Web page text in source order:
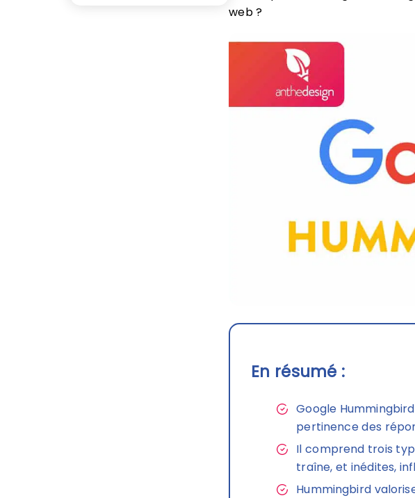
web ?
En résumé :
Google
pertinence des
Il comprend trois
traîne, et inédites,
Hummingbird